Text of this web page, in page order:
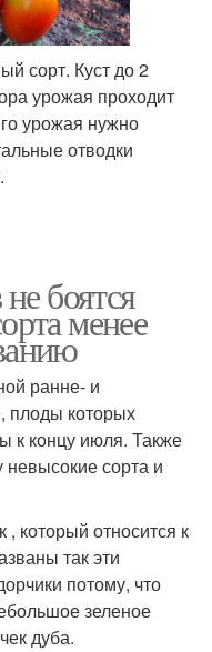
сорт. Куст до 2
урожая проходит
урожая нужно
отводки
боятся
менее
ранне- и
плоды которых
к концу июля. Также
сорта и
который относится к
так эти
потому, что
зеленое
дуба.